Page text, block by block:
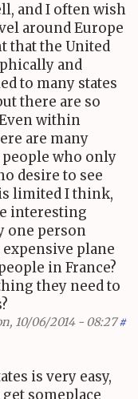
and I often wish
around Europe
that the United
and
to many states
there are so
within
are many
people who only
desire to see
limited I think,
interesting
one person
expensive plane
in France?
they need to
10/06/2014 - 08:27 #
is very easy,
someplace